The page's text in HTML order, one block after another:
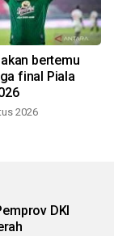
bertemu
final Piala
2026
DKI